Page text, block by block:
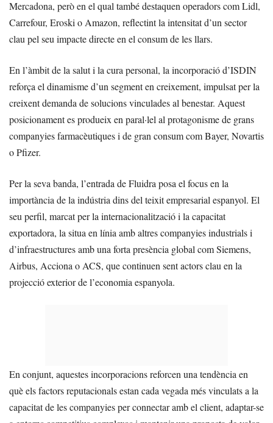
Mercadona, però en el qual també destaquen operadors com Lidl,
Carrefour, Eroski o Amazon, reflectint la intensitat d’un sector
clau pel seu impacte directe en el consum de les llars.
En l’àmbit de la salut i la cura personal, la incorporació d’ISDIN
reforça el dinamisme d’un segment en creixement, impulsat per la
creixent demanda de solucions vinculades al benestar. Aquest
posicionament es produeix en paral·lel al protagonisme de grans
companyies farmacèutiques i de gran consum com Bayer, Novartis
o Pfizer.
Per la seva banda, l’entrada de Fluidra posa el focus en la
importància de la indústria dins del teixit empresarial espanyol. El
seu perfil, marcat per la internacionalització i la capacitat
exportadora, la situa en línia amb altres companyies industrials i
d’infraestructures amb una forta presència global com Siemens,
Airbus, Acciona o ACS, que continuen sent actors clau en la
projecció exterior de l’economia espanyola.
En conjunt, aquestes incorporacions reforcen una tendència en
què els factors reputacionals estan cada vegada més vinculats a la
capacitat de les companyies per connectar amb el client, adaptar-se